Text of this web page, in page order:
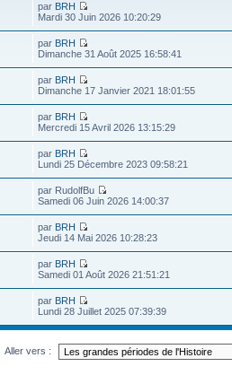
par BRH
Mardi 30 Juin 2026 10:20:29
par BRH
Dimanche 31 Août 2025 16:58:41
par BRH
Dimanche 17 Janvier 2021 18:01:55
par BRH
Mercredi 15 Avril 2026 13:15:29
par BRH
Lundi 25 Décembre 2023 09:58:21
par RudolfBu
Samedi 06 Juin 2026 14:00:37
par BRH
Jeudi 14 Mai 2026 10:28:23
par BRH
Samedi 01 Août 2026 21:51:21
par BRH
Lundi 28 Juillet 2025 07:39:39
Aller vers :